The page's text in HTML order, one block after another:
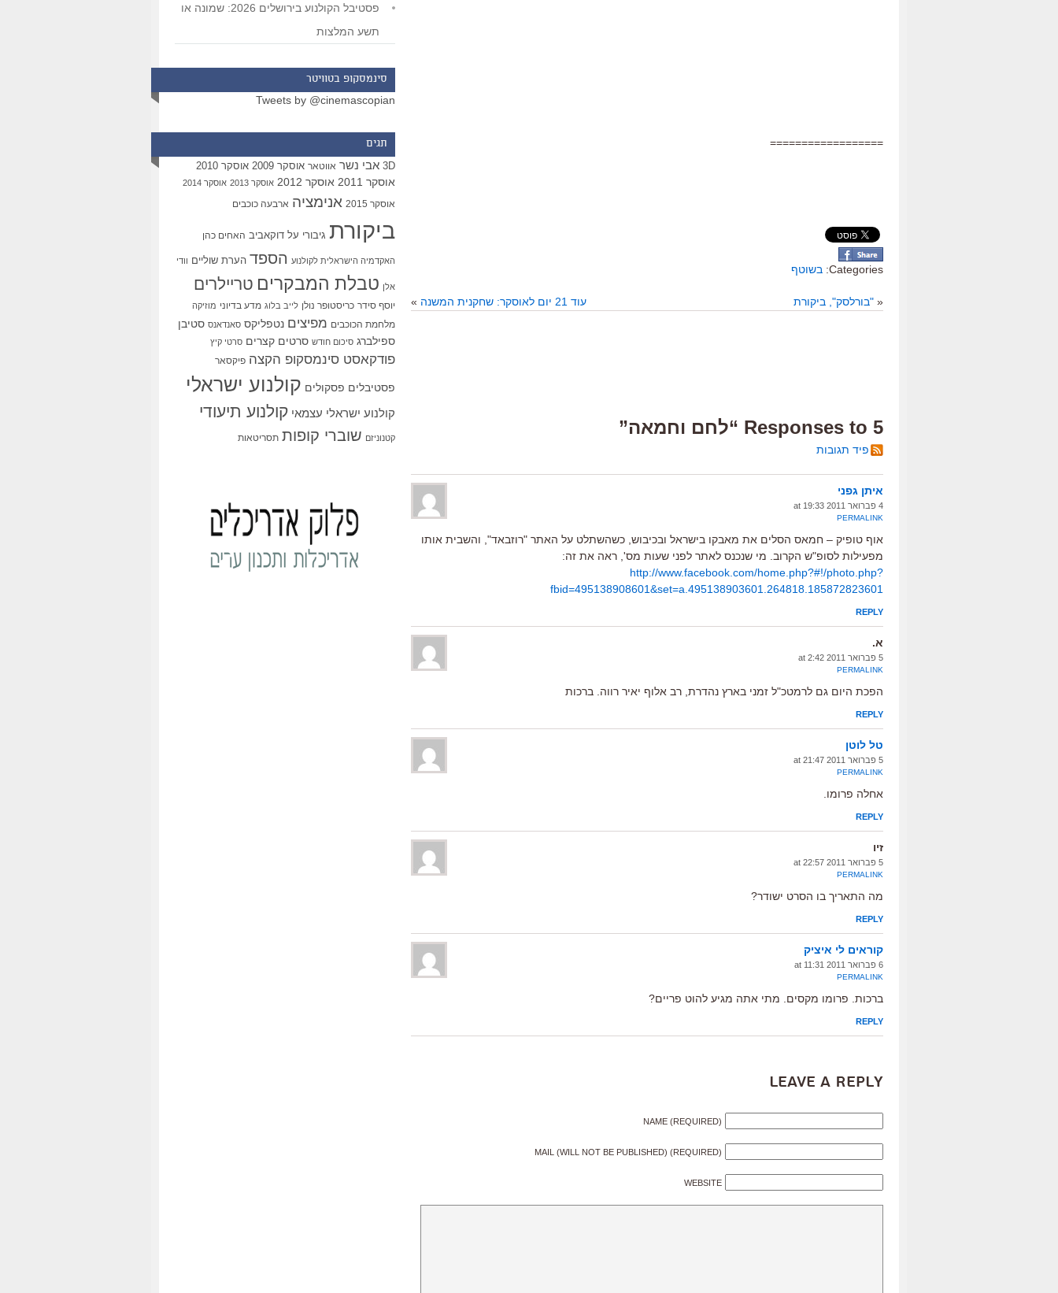
==================
Categories: בשוטף
« "בורלסק", ביקורת עוד 21 יום לאוסקר: שחקנית המשנה »
5 Responses to “לחם וחמאה”
פיד תגובות
איתן גפני
4 פברואר 2011 at 19:33
PERMALINK
אוף טופיק – חמאס הסלים את מאבקו בישראל ובכיבוש, כשהשתלט על האתר "רוזבאד", והשבית אותו
מפעילות לסופ"ש הקרוב. מי שנכנס לאתר לפני שעות מס', ראה את זה:
http://www.facebook.com/home.php?#!/photo.php?
fbid=495138908601&set=a.495138903601.264818.185872823601
REPLY
א.
5 פברואר 2011 at 2:42
PERMALINK
הפכת היום גם לרמטכ"ל זמני בארץ נהדרת, רב אלוף יאיר רווה. ברכות
REPLY
טל לוטן
5 פברואר 2011 at 21:47
PERMALINK
אחלה פרומו.
REPLY
זיו
5 פברואר 2011 at 22:57
PERMALINK
מה התאריך בו הסרט ישודר?
REPLY
קוראים לי איציק
6 פברואר 2011 at 11:31
PERMALINK
ברכות. פרומו מקסים. מתי אתה מגיע להוט פריים?
REPLY
Leave a Reply
NAME (REQUIRED)
MAIL (WILL NOT BE PUBLISHED) (REQUIRED)
WEBSITE
פסטיבל הקולנוע בירושלים 2026: שמונה או
תשע המלצות
סינמסקופ בטוויטר
Tweets by @cinemascopian
תגים
3D אבי נשר אווטאר אוסקר 2009 אוסקר 2010
אוסקר 2011 אוסקר 2012 אוסקר 2013 אוסקר 2014
אוסקר 2015 אנימציה ארבעה כוכבים
ביקורת גיבורי על דוקאביב האחים כהן
האקדמיה הישראלית לקולנוע הספד הערת שוליים וודי
אלן טבלת המבקרים טריילרים
יוסף סידר כריסטופר נולן לייב בלוג מדע בדיוני מוזיקה
מלחמת הכוכבים מפיצים נטפליקס סאנדאנס סטיבן
ספילברג סיכום חודש סרטים קצרים סרטי קיץ
פודקאסט סינמסקופ הקצה פיקסאר
פסטיבלים פסקולים קולנוע ישראלי
קולנוע ישראלי עצמאי קולנוע תיעודי
קטנוניזם שוברי קופות תסריטאות